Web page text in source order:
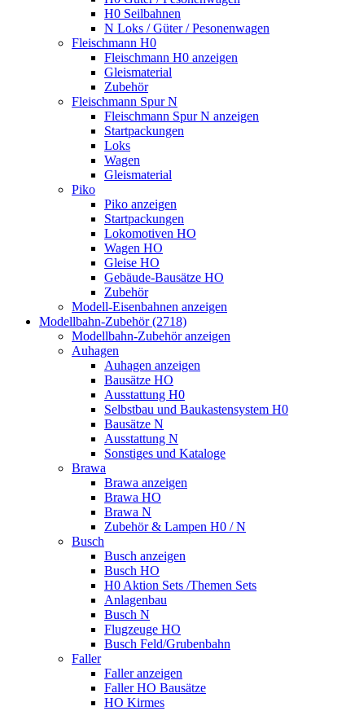
H0 Seilbahnen
N Loks / Güter / Pesonenwagen
Fleischmann H0
Fleischmann H0 anzeigen
Gleismaterial
Zubehör
Fleischmann Spur N
Fleischmann Spur N anzeigen
Startpackungen
Loks
Wagen
Gleismaterial
Piko
Piko anzeigen
Startpackungen
Lokomotiven HO
Wagen HO
Gleise HO
Gebäude-Bausätze HO
Zubehör
Modell-Eisenbahnen anzeigen
Modellbahn-Zubehör (2718)
Modellbahn-Zubehör anzeigen
Auhagen
Auhagen anzeigen
Bausätze HO
Ausstattung H0
Selbstbau und Baukastensystem H0
Bausätze N
Ausstattung N
Sonstiges und Kataloge
Brawa
Brawa anzeigen
Brawa HO
Brawa N
Zubehör & Lampen H0 / N
Busch
Busch anzeigen
Busch HO
H0 Aktion Sets /Themen Sets
Anlagenbau
Busch N
Flugzeuge HO
Busch Feld/Grubenbahn
Faller
Faller anzeigen
Faller HO Bausätze
HO Kirmes